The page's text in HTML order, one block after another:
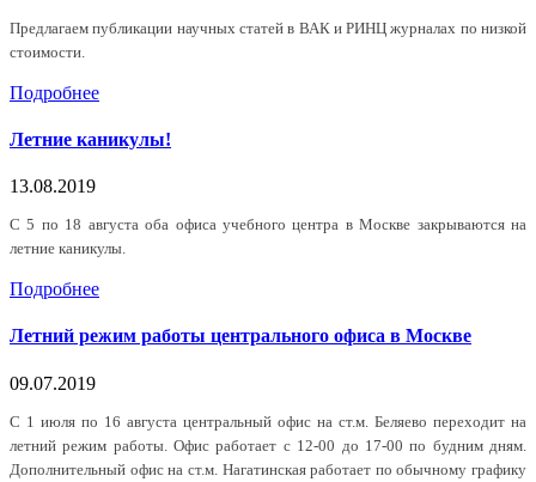
Предлагаем публикации научных статей в ВАК и РИНЦ журналах по низкой
стоимости.
Подробнее
Летние каникулы!
13.08.2019
С 5 по 18 августа оба офиса учебного центра в Москве закрываются на
летние каникулы.
Подробнее
Летний режим работы центрального офиса в Москве
09.07.2019
С 1 июля по 16 августа центральный офис на ст.м. Беляево переходит на
летний режим работы. Офис работает с 12-00 до 17-00 по будним дням.
Дополнительный офис на ст.м. Нагатинская работает по обычному графику